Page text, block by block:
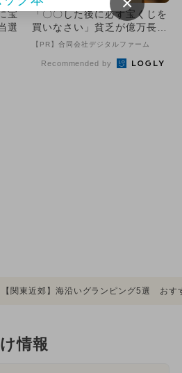
宝
選
「〇〇した後に必ず宝くじを
買いなさい」貧乏が億万長者
に
【PR】合同会社デジタルファーム
Recommended by
【関東近郊】海沿いグランピング5選 おす
情報